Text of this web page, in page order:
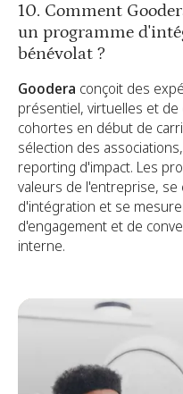
10. Comment
un programme
bénévolat ?
Goodera conçoit des
présentiel, virtuelles et
cohortes en début de
sélection des
reporting d'impact. Les
valeurs de l'entreprise,
d'intégration et se
d'engagement et de
interne.